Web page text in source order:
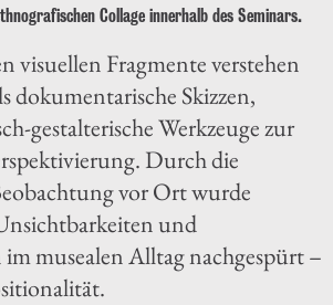
Collage innerhalb des Seminars.
visuellen Fragmente verstehen
dokumentarische Skizzen,
gestalterische Werkzeuge zur
Durch die
vor Ort wurde
und
musealen Alltag nachgespürt –